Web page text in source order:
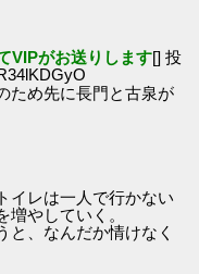
VIPがお送りします[] 投
ため先に長門と古泉が
イレは一人で行かない
やしていく。
と、なんだか情けなく